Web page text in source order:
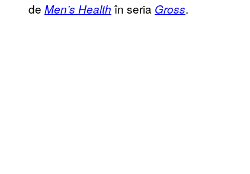
de Men’s Health în seria Gross.